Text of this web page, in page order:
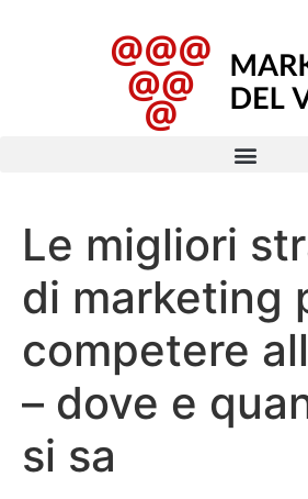
Le migliori
di marketing
competere
– dove e
si sa